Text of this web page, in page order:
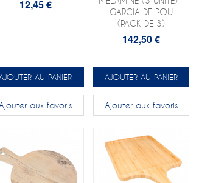
12,45 €
AU PANIER
aux favoris
GARCIA DE POU
(PACK DE 3)
142,50 €
AJOUTER AU PANIER
Ajouter aux favoris